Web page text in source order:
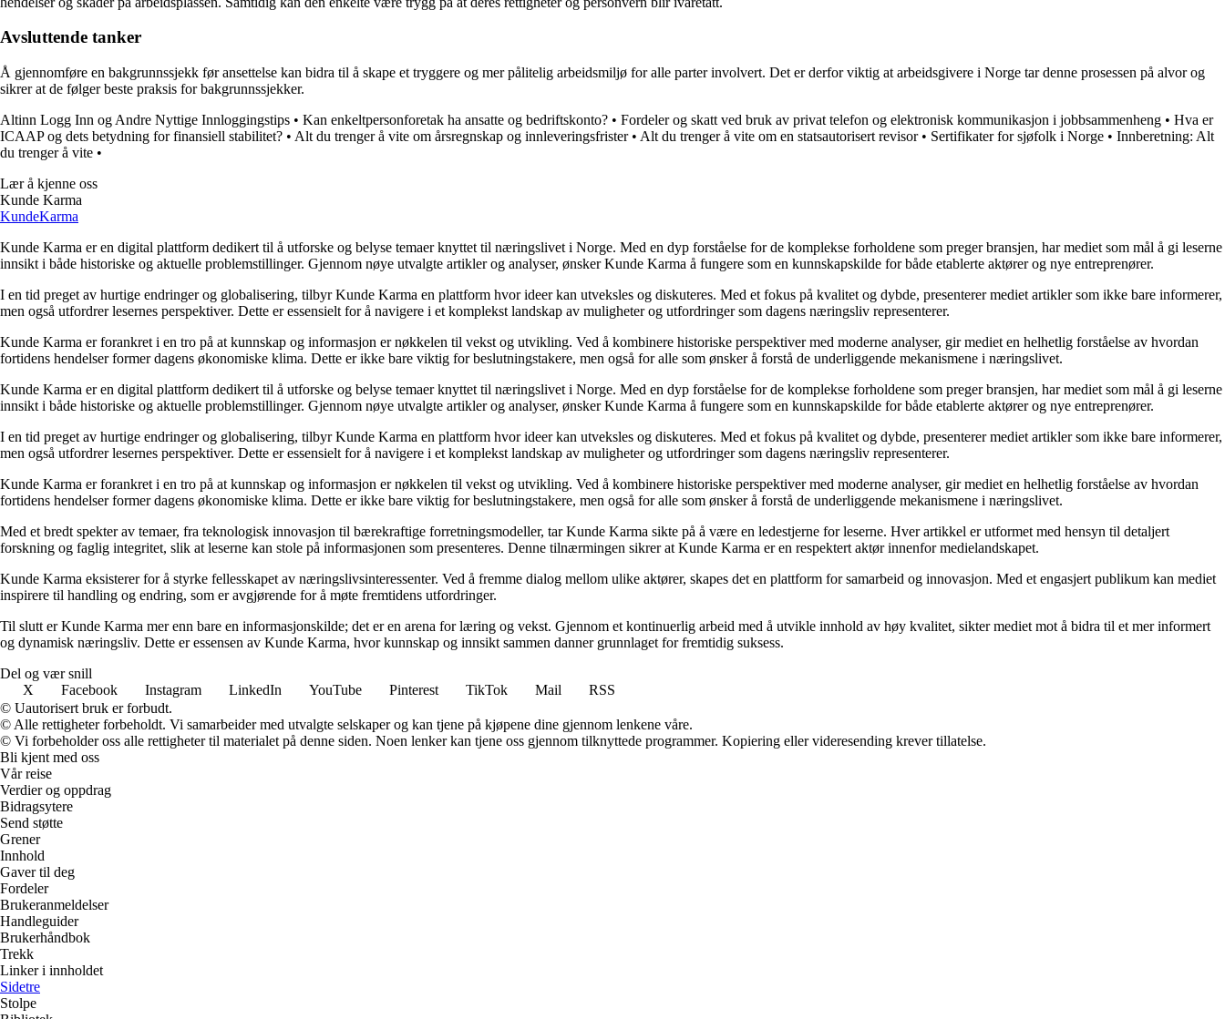
Avsluttende tanker
Å gjennomføre en bakgrunnssjekk før ansettelse kan bidra til å skape et tryggere og mer pålitelig arbeidsmiljø for alle parter involvert. Det er derfor viktig at arbeidsgivere i Norge tar denne prosessen på alvor og
sikrer at de følger beste praksis for bakgrunnssjekker.
Altinn Logg Inn og Andre Nyttige Innloggingstips • Kan enkeltpersonforetak ha ansatte og bedriftskonto? • Fordeler og skatt ved bruk av privat telefon og elektronisk kommunikasjon i jobbsammenheng • Hva er
ICAAP og dets betydning for finansiell stabilitet? • Alt du trenger å vite om årsregnskap og innleveringsfrister• Alt du trenger å vite om en statsautorisert revisor• Sertifikater for sjøfolk i Norge • Innberetning: Alt
du trenger å vite •
Lær å kjenne oss
Kunde Karma
KundeKarma
Kunde Karma er en digital plattform dedikert til å utforske og belyse temaer knyttet til næringslivet i Norge. Med en dyp forståelse for de komplekse forholdene som preger bransjen, har mediet som mål å gi leserne
innsikt i både historiske og aktuelle problemstillinger. Gjennom nøye utvalgte artikler og analyser, ønsker Kunde Karma å fungere som en kunnskapskilde for både etablerte aktører og nye entreprenører.
I en tid preget av hurtige endringer og globalisering, tilbyr Kunde Karma en plattform hvor ideer kan utveksles og diskuteres. Med et fokus på kvalitet og dybde, presenterer mediet artikler som ikke bare informerer,
men også utfordrer lesernes perspektiver. Dette er essensielt for å navigere i et komplekst landskap av muligheter og utfordringer som dagens næringsliv representerer.
Kunde Karma er forankret i en tro på at kunnskap og informasjon er nøkkelen til vekst og utvikling. Ved å kombinere historiske perspektiver med moderne analyser, gir mediet en helhetlig forståelse av hvordan
fortidens hendelser former dagens økonomiske klima. Dette er ikke bare viktig for beslutningstakere, men også for alle som ønsker å forstå de underliggende mekanismene i næringslivet.
Kunde Karma er en digital plattform dedikert til å utforske og belyse temaer knyttet til næringslivet i Norge. Med en dyp forståelse for de komplekse forholdene som preger bransjen, har mediet som mål å gi leserne
innsikt i både historiske og aktuelle problemstillinger. Gjennom nøye utvalgte artikler og analyser, ønsker Kunde Karma å fungere som en kunnskapskilde for både etablerte aktører og nye entreprenører.
I en tid preget av hurtige endringer og globalisering, tilbyr Kunde Karma en plattform hvor ideer kan utveksles og diskuteres. Med et fokus på kvalitet og dybde, presenterer mediet artikler som ikke bare informerer,
men også utfordrer lesernes perspektiver. Dette er essensielt for å navigere i et komplekst landskap av muligheter og utfordringer som dagens næringsliv representerer.
Kunde Karma er forankret i en tro på at kunnskap og informasjon er nøkkelen til vekst og utvikling. Ved å kombinere historiske perspektiver med moderne analyser, gir mediet en helhetlig forståelse av hvordan
fortidens hendelser former dagens økonomiske klima. Dette er ikke bare viktig for beslutningstakere, men også for alle som ønsker å forstå de underliggende mekanismene i næringslivet.
Med et bredt spekter av temaer, fra teknologisk innovasjon til bærekraftige forretningsmodeller, tar Kunde Karma sikte på å være en ledestjerne for leserne. Hver artikkel er utformet med hensyn til detaljert
forskning og faglig integritet, slik at leserne kan stole på informasjonen som presenteres. Denne tilnærmingen sikrer at Kunde Karma er en respektert aktør innenfor medielandskapet.
Kunde Karma eksisterer for å styrke fellesskapet av næringslivsinteressenter. Ved å fremme dialog mellom ulike aktører, skapes det en plattform for samarbeid og innovasjon. Med et engasjert publikum kan mediet
inspirere til handling og endring, som er avgjørende for å møte fremtidens utfordringer.
Til slutt er Kunde Karma mer enn bare en informasjonskilde; det er en arena for læring og vekst. Gjennom et kontinuerlig arbeid med å utvikle innhold av høy kvalitet, sikter mediet mot å bidra til et mer informert
og dynamisk næringsliv. Dette er essensen av Kunde Karma, hvor kunnskap og innsikt sammen danner grunnlaget for fremtidig suksess.
Del og vær snill
X
Facebook Instagram LinkedIn YouTube Pinterest TikTok Mail
RSS
© Uautorisert bruk er forbudt.
© Alle rettigheter forbeholdt. Vi samarbeider med utvalgte selskaper og kan tjene på kjøpene dine gjennom lenkene våre.
© Vi forbeholder oss alle rettigheter til materialet på denne siden. Noen lenker kan tjene oss gjennom tilknyttede programmer. Kopiering eller videresending krever tillatelse.
Bli kjent med oss
Vår reise
Verdier og oppdrag
Bidragsytere
Send støtte
Grener
Innhold
Gaver til deg
Fordeler
Brukeranmeldelser
Handleguider
Brukerhåndbok
Trekk
Linker i innholdet
Sidetre
Stolpe